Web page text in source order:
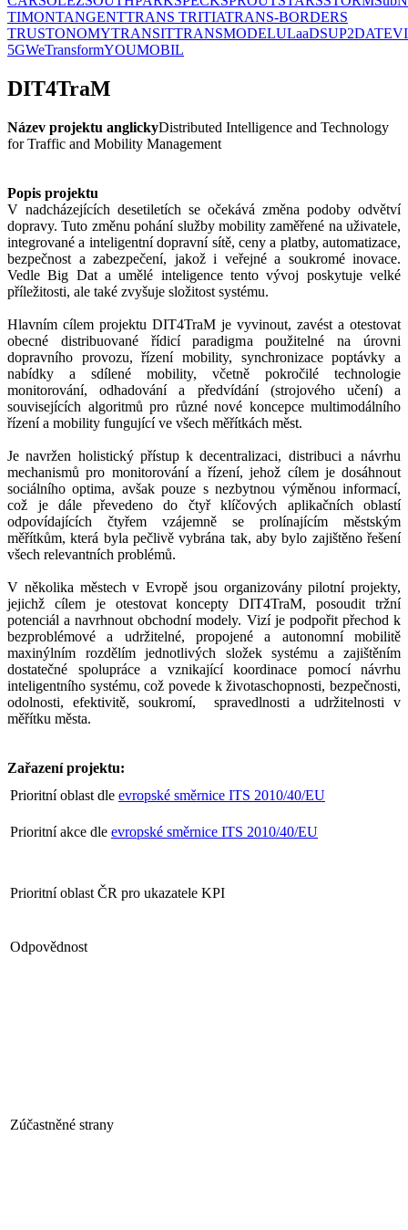
TIMONTANGENTTRANS TRITIATRANS-BORDERS
TRUSTONOMYTRANSITTRANSMODELULaaDSUP2DATE
5GWeTransformYOUMOBIL
DIT4TraM
Název projektu anglickyDistributed Intelligence and Technology
for Traffic and Mobility Management
Popis projektu
V nadcházejících desetiletích se očekává změna podoby odvětví
dopravy. Tuto změnu pohání služby mobility zaměřené na uživatele,
integrované a inteligentní dopravní sítě, ceny a platby, automatizace,
bezpečnost a zabezpečení, jakož i veřejné a soukromé inovace.
Vedle Big Dat a umělé inteligence tento vývoj poskytuje velké
příležitosti, ale také zvyšuje složitost systému.
Hlavním cílem projektu DIT4TraM je vyvinout, zavést a otestovat
obecné distribuované řídicí paradigma použitelné na úrovni
dopravního provozu, řízení mobility, synchronizace poptávky a
nabídky a sdílené mobility, včetně pokročilé technologie
monitorování, odhadování a předvídání (strojového učení) a
souvisejících algoritmů pro různé nové koncepce multimodálního
řízení a mobility fungující ve všech měřítkách měst.
Je navržen holistický přístup k decentralizaci, distribuci a návrhu
mechanismů pro monitorování a řízení, jehož cílem je dosáhnout
sociálního optima, avšak pouze s nezbytnou výměnou informací,
což je dále převedeno do čtyř klíčových aplikačních oblastí
odpovídajících čtyřem vzájemně se prolínajícím městským
měřítkům, která byla pečlivě vybrána tak, aby bylo zajištěno řešení
všech relevantních problémů.
V několika městech v Evropě jsou organizovány pilotní projekty,
jejichž cílem je otestovat koncepty DIT4TraM, posoudit tržní
potenciál a navrhnout obchodní modely. Vizí je podpořit přechod k
bezproblémové a udržitelné, propojené a autonomní mobilitě
maxinýlním rozdělím jednotlivých složek systému a zajištěním
dostatečné spolupráce a vznikající koordinace pomocí návrhu
inteligentního systému, což povede k životaschopnosti, bezpečnosti,
odolnosti, efektivitě, soukromí, spravedlnosti a udržitelnosti v
měřítku města.
Zařazení projektu:
Prioritní oblast dle evropské směrnice ITS 2010/40/EU
Prioritní akce dle evropské směrnice ITS 2010/40/EU
Prioritní oblast ČR pro ukazatele KPI
Odpovědnost
Zúčastněné strany